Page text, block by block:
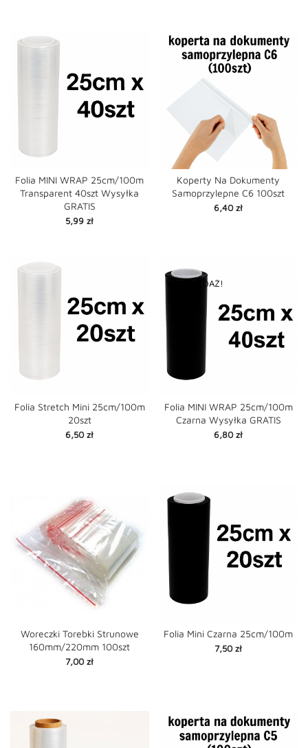
Folia MINI WRAP 25cm/100m
Transparent 40szt Wysyłka
GRATIS
Cena
5,99 zł
Koperty Na Dokumenty
Samoprzylepne C6 100szt
Cena
6,40 zł
Folia Stretch Mini 25cm/100m
20szt
Cena
6,50 zł
WYPRZEDAŻ!
Folia MINI WRAP 25cm/100m
Czarna Wysyłka GRATIS
Cena
6,80 zł
Woreczki Torebki Strunowe
160mm/220mm 100szt
Cena
7,00 zł
Folia Mini Czarna 25cm/100m
Cena
7,50 zł